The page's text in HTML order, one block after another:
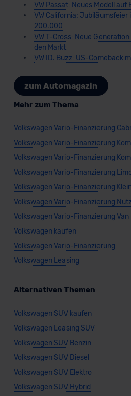
VW Passat: Neues Modell
VW California: Jubiläumsfeier
200.000
VW T-Cross: Neue
den Markt
VW ID. Buzz: US-Comeback
zum Automagazin
Mehr zum Thema
Volkswagen Vario-Finanzierung
Volkswagen Vario-Finanzierung
Volkswagen Vario-Finanzierung
Volkswagen Vario-Finanzierung
Volkswagen Vario-Finanzierung
Volkswagen Vario-Finanzierung
Volkswagen Vario-Finanzierung Van
Volkswagen kaufen
Volkswagen Vario-Finanzierung
Volkswagen Leasing
Alternativen Themen
Volkswagen SUV kaufen
Volkswagen Leasing SUV
Volkswagen SUV Benzin
Volkswagen SUV Diesel
Volkswagen SUV Elektro
Volkswagen SUV Hybrid